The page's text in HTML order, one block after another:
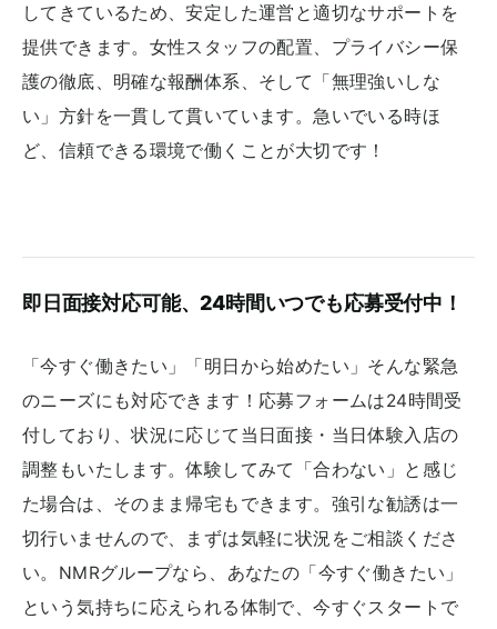
してきているため、安定した運営と適切なサポートを
提供できます。女性スタッフの配置、プライバシー保
護の徹底、明確な報酬体系、そして「無理強いしな
い」方針を一貫して貫いています。急いでいる時ほ
ど、信頼できる環境で働くことが大切です！
即日面接対応可能、24時間いつでも応募受付中！
「今すぐ働きたい」「明日から始めたい」そんな緊急
のニーズにも対応できます！応募フォームは24時間受
付しており、状況に応じて当日面接・当日体験入店の
調整もいたします。体験してみて「合わない」と感じ
た場合は、そのまま帰宅もできます。強引な勧誘は一
切行いませんので、まずは気軽に状況をご相談くださ
い。NMRグループなら、あなたの「今すぐ働きたい」
という気持ちに応えられる体制で、今すぐスタートで